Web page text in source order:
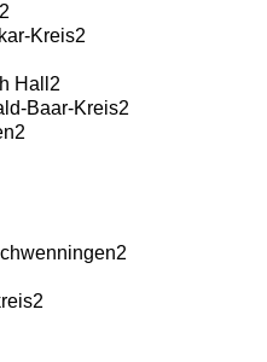
2
Kreis2
Hall 2
Baar-Kreis2
2
2
2